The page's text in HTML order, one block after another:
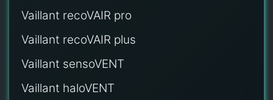
Vaillant recoVAIR pro
Vaillant recoVAIR plus
Vaillant sensoVENT
Vaillant haloVENT